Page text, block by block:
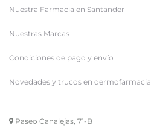
Nuestra Farmacia en Santander
Nuestras Marcas
Condiciones de pago y envío
Novedades y trucos en dermofarmacia
Paseo Canalejas, 71-B